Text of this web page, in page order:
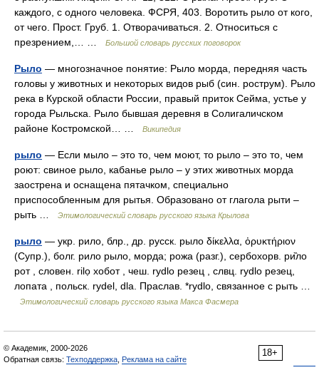
каждого, с одного человека. ФСРЯ, 403. Воротить рыло от кого,
от чего. Прост. Груб. 1. Отворачиваться. 2. Относиться с
презрением,… …
Большой словарь русских поговорок
Рыло — многозначное понятие: Рыло морда, передняя часть
головы у животных и некоторых видов рыб (син. рострум). Рыло
река в Курской области России, правый приток Сейма, устье у
города Рыльска. Рыло бывшая деревня в Солигаличском
районе Костромской… …
Википедия
рыло — Если мыло – это то, чем моют, то рыло – это то, чем
роют: свиное рыло, кабанье рыло – у этих животных морда
заострена и оснащена пятачком, специально
приспособленным для рытья. Образовано от глагола рыти –
рыть …
Этимологический словарь русского языка Крылова
рыло — укр. рило, блр., др. русск. рыло δίκελλα, ὀρυκτήριον
(Супр.), болг. рило рыло, морда; рожа (разг.), сербохорв. ри̏ло
рот , словен. rilọ хобот , чеш. rydlo резец , слвц. rydlo резец,
лопата , польск. rydel, dla. Праслав. *rydlo, связанное с рыть …
Этимологический словарь русского языка Макса Фасмера
18+
© Академик, 2000-2026
Обратная связь: Техподдержка Реклама на сайте